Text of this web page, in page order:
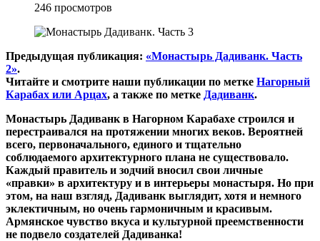
246 просмотров
Предыдущая публикация: «Монастырь Дадиванк. Часть
2».
Читайте и смотрите наши публикации по метке Нагорный
Карабах или Арцах, а также по метке Дадиванк.
Монастырь Дадиванк в Нагорном Карабахе строился и
перестраивался на протяжении многих веков. Вероятней
всего, первоначального, единого и тщательно
соблюдаемого архитектурного плана не существовало.
Каждый правитель и зодчий вносил свои личные
«правки» в архитектуру и в интерьеры монастыря. Но при
этом, на наш взгляд, Дадиванк выглядит, хотя и немного
эклектичным, но очень гармоничным и красивым.
Армянское чувство вкуса и культурной преемственности
не подвело создателей Дадиванка!